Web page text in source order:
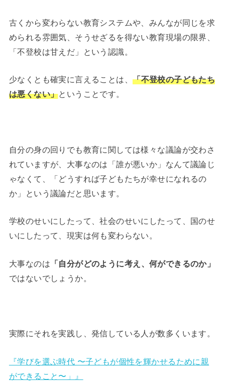
古くから変わらない教育システムや、みんなが同じを求
められる雰囲気、そうせざるを得ない教育現場の限界、
「不登校は甘えだ」という認識。
少なくとも確実に言えることは、「不登校の子どもたち
は悪くない」ということです。
自分の身の回りでも教育に関しては様々な議論が交わさ
れていますが、大事なのは「誰が悪いか」なんて議論じ
ゃなくて、「どうすれば子どもたちが幸せになれるの
か」という議論だと思います。
学校のせいにしたって、社会のせいにしたって、国のせ
いにしたって、現実は何も変わらない。
大事なのは 「自分がどのように考え、何ができるのか」
ではないでしょうか。
実際にそれを実践し、発信している人が数多くいます。
『学びを選ぶ時代 〜子どもが個性を輝かせるために親
ができること〜」』